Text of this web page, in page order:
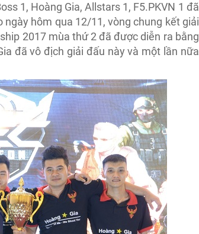
1, Hoàng Gia, Allstars 1, F5.PKVN 1 đã
hôm qua 12/11, vòng chung kết giải
2017 mùa thứ 2 đã được diễn ra bằng
đã vô địch giải đấu này và một lần nữa